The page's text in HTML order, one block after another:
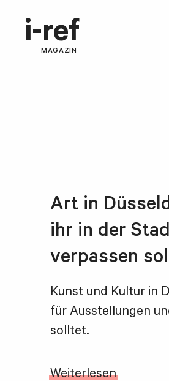
i-ref
MAGAZIN
Art in
ihr in der
verpassen
Kunst und Kultur in
für Ausstellungen
solltet.
Weiterlesen